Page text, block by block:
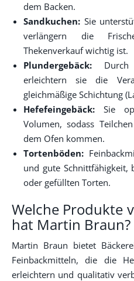
dem Backen.
Sandkuchen: Sie
verlängern die
Thekenverkauf wichtig ist.
Plundergebäck: Durch
erleichtern sie die
gleichmäßige Schichtung
Hefefeingebäck: Sie
Volumen, sodass
dem Ofen kommen.
Tortenböden:
und gute Schnittfähigkeit,
oder gefüllten Torten.
Welche Produkte
hat Martin Braun?
Martin Braun bietet
Feinbackmitteln, die die
erleichtern und qualitativ